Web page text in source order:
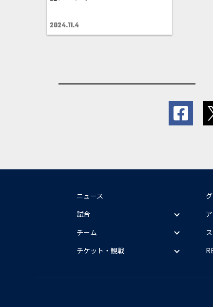
2024.11.4
ニュース
試合
チーム
チケット・観戦